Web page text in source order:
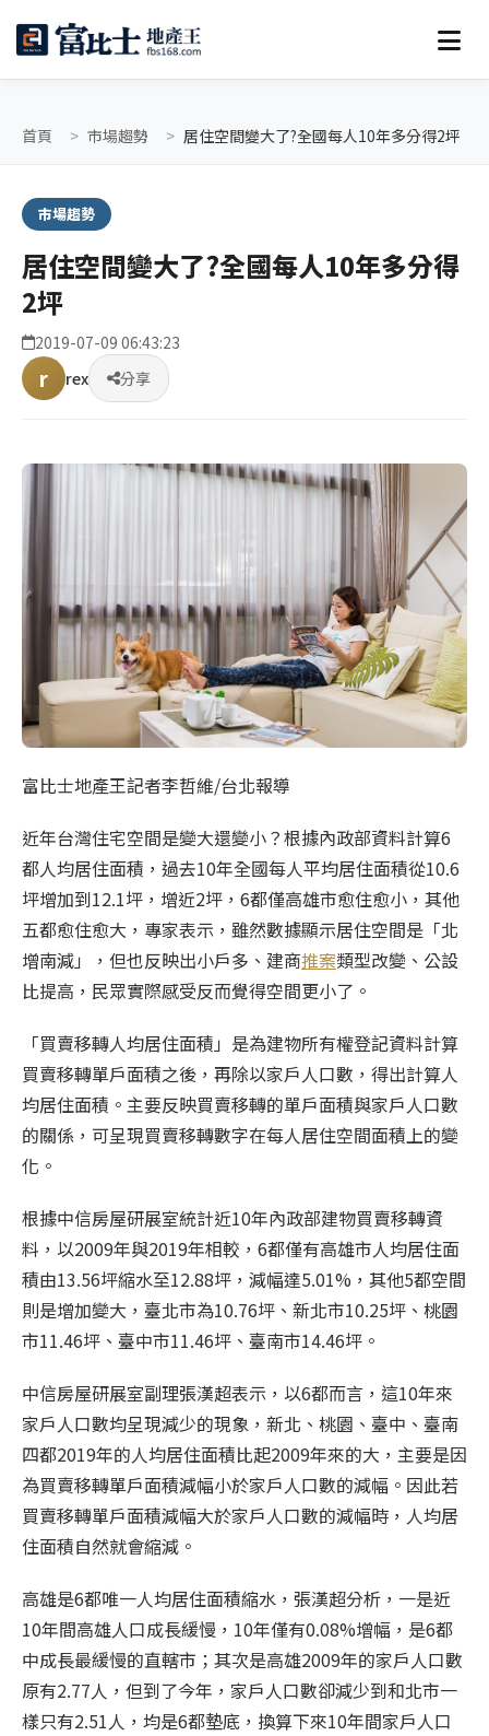
首頁 市場趨勢 居住空間變大了?全國每人10年多分得2坪
市場趨勢
居住空間變大了?全國每人10年多分得
2坪
2019-07-09 06:43:23
r rex 分享
富比士地產王記者李哲維/台北報導
近年台灣住宅空間是變大還變小？根據內政部資料計算6
都人均居住面積，過去10年全國每人平均居住面積從10.6
坪增加到12.1坪，增近2坪，6都僅高雄市愈住愈小，其他
五都愈住愈大，專家表示，雖然數據顯示居住空間是「北
增南減」，但也反映出小戶多、建商推案類型改變、公設
比提高，民眾實際感受反而覺得空間更小了。
「買賣移轉人均居住面積」是為建物所有權登記資料計算
買賣移轉單戶面積之後，再除以家戶人口數，得出計算人
均居住面積。主要反映買賣移轉的單戶面積與家戶人口數
的關係，可呈現買賣移轉數字在每人居住空間面積上的變
化。
根據中信房屋研展室統計近10年內政部建物買賣移轉資
料，以2009年與2019年相較，6都僅有高雄市人均居住面
積由13.56坪縮水至12.88坪，減幅達5.01%，其他5都空間
則是增加變大，臺北市為10.76坪、新北市10.25坪、桃園
市11.46坪、臺中市11.46坪、臺南市14.46坪。
中信房屋研展室副理張漢超表示，以6都而言，這10年來
家戶人口數均呈現減少的現象，新北、桃園、臺中、臺南
四都2019年的人均居住面積比起2009年來的大，主要是因
為買賣移轉單戶面積減幅小於家戶人口數的減幅。因此若
買賣移轉單戶面積減幅大於家戶人口數的減幅時，人均居
住面積自然就會縮減。
高雄是6都唯一人均居住面積縮水，張漢超分析，一是近
10年間高雄人口成長緩慢，10年僅有0.08%增幅，是6都
中成長最緩慢的直轄市；其次是高雄2009年的家戶人口數
原有2.77人，但到了今年，家戶人口數卻減少到和北市一
樣只有2.51人，均是6都墊底，換算下來10年間家戶人口